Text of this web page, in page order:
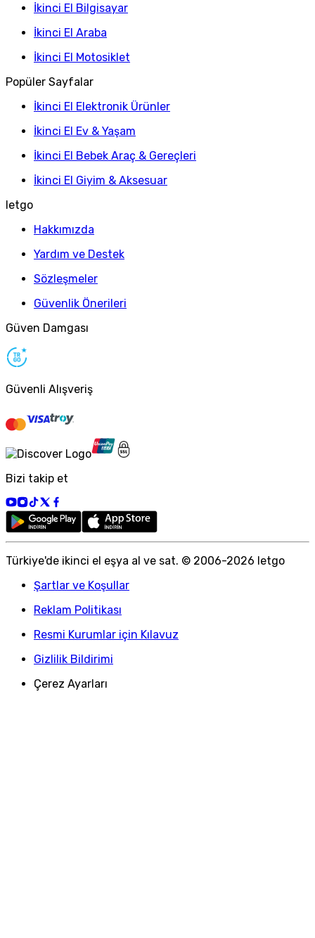
İkinci El Bilgisayar
İkinci El Araba
İkinci El Motosiklet
Popüler Sayfalar
İkinci El Elektronik Ürünler
İkinci El Ev & Yaşam
İkinci El Bebek Araç & Gereçleri
İkinci El Giyim & Aksesuar
letgo
Hakkımızda
Yardım ve Destek
Sözleşmeler
Güvenlik Önerileri
Güven Damgası
Güvenli Alışveriş
Bizi takip et
Türkiye'de ikinci el eşya al ve sat. © 2006-2026 letgo
Şartlar ve Koşullar
Reklam Politikası
Resmi Kurumlar için Kılavuz
Gizlilik Bildirimi
Çerez Ayarları